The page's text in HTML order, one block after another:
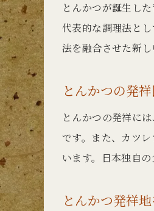
とんかつが誕生し
代表的な調理法と
法を融合させた新し
とんかつの発
とんかつの発祥に
です。また、カツ
います。日本独自
とんかつ発祥